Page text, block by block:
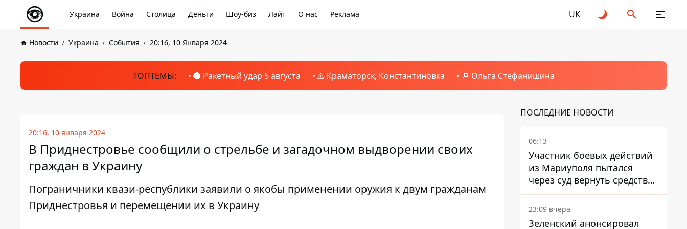
Украина Война Столица Деньги Шоу-биз Лайт О нас Реклама UK
Новости Украина События 20:16, 10 Января 2024
ТОПТЕМЫ: 🔴 Ракетный удар 5 августа ⚠️ Краматорск, Константиновка 🔎 Ольга Стефанишина
20:16, 10 января 2024
В Приднестровье сообщили о стрельбе и загадочном выдворении своих
граждан в Украину
Пограничники квази-республики заявили о якобы применении оружия к двум гражданам
Приднестровья и перемещении их в Украину
ПОСЛЕДНИЕ НОВОСТИ
06:13
Участник боевых действий
из Мариуполя пытался
через суд вернуть средства
субсидии со счета в
Ощадбанке – каким было
решение
23:09 вчера
Зеленский анонсировал